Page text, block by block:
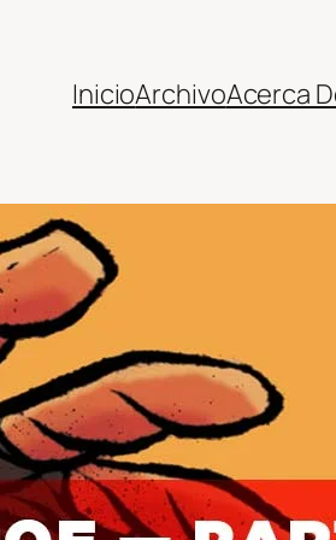
InicioArchivoAcerca